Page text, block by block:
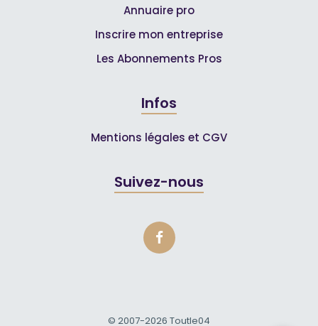
Annuaire pro
Inscrire mon entreprise
Les Abonnements Pros
Infos
Mentions légales et CGV
Suivez-nous
© 2007-2026 Toutle04